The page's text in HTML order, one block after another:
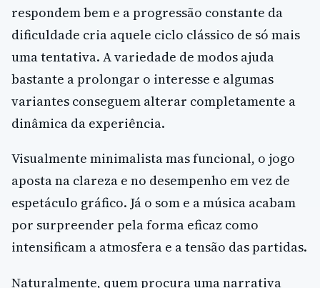
respondem bem e a progressão constante da
dificuldade cria aquele ciclo clássico de só mais
uma tentativa. A variedade de modos ajuda
bastante a prolongar o interesse e algumas
variantes conseguem alterar completamente a
dinâmica da experiência.
Visualmente minimalista mas funcional, o jogo
aposta na clareza e no desempenho em vez de
espetáculo gráfico. Já o som e a música acabam
por surpreender pela forma eficaz como
intensificam a atmosfera e a tensão das partidas.
Naturalmente, quem procura uma narrativa